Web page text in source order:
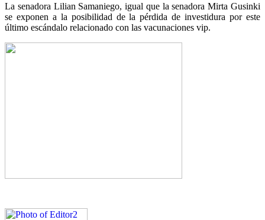
La senadora Lilian Samaniego, igual que la senadora Mirta Gusinki
se exponen a la posibilidad de la pérdida de investidura por este
último escándalo relacionado con las vacunaciones vip.